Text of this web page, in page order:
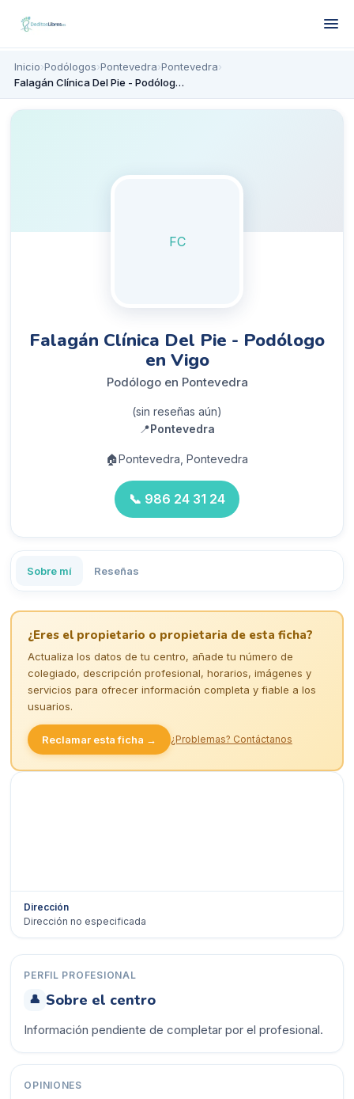
Inicio›Podólogos›Pontevedra›Pontevedra›
Falagán Clínica Del Pie - Podólogo en Vigo
FC
Falagán Clínica Del Pie - Podólogo
en Vigo
Podólogo en Pontevedra
(sin reseñas aún)
📍Pontevedra
🏠Pontevedra, Pontevedra
📞 986 24 31 24
Sobre mí Reseñas
¿Eres el propietario o propietaria de esta ficha?
Actualiza los datos de tu centro, añade tu número de
colegiado, descripción profesional, horarios, imágenes y
servicios para ofrecer información completa y fiable a los
usuarios.
Reclamar esta ficha → ¿Problemas? Contáctanos
Dirección
Dirección no especificada
PERFIL PROFESIONAL
👤 Sobre el centro
Información pendiente de completar por el profesional.
OPINIONES